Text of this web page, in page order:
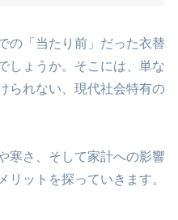
の「当たり前」だった衣替
しょうか。そこには、単な
られない、現代社会特有の
寒さ、そして家計への影響
リットを探っていきます。